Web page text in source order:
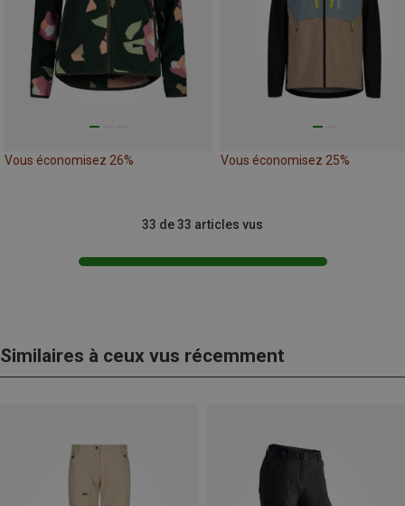
Vous économisez 26% Vous économisez 25%
33 de 33 articles vus
Similaires à ceux vus récemment